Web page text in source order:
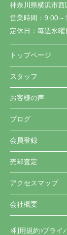
神奈川県横浜市
営業時間： 9:00～
定休日： 毎週水曜
トップページ
スタッフ
お客様の声
ブログ
会員登録
売却査定
アクセスマップ
会社概要
利用規約 プライ